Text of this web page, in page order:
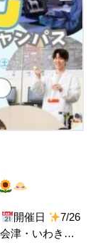
ディネート体
#FSGカ
ンパスライフ #
開催日
7/26
津・いわきか